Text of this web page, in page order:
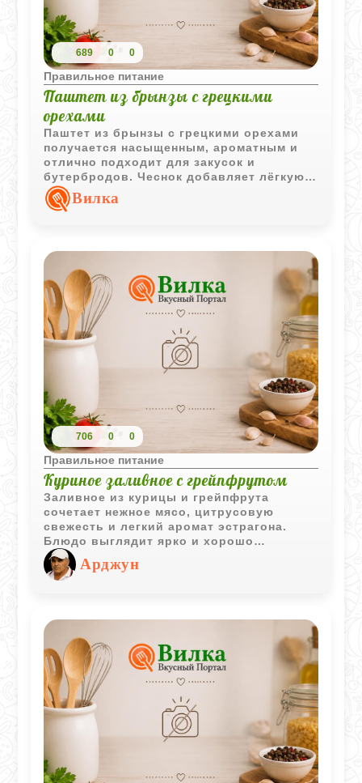
689 0 0
Правильное питание
Паштет из брынзы с грецкими
орехами
Паштет из брынзы с грецкими орехами
получается насыщенным, ароматным и
отлично подходит для закусок и
бутербродов. Чеснок добавляет лёгкую
пикантность, а орехи делают текстуру
более выразительной.
Вилка
706 0 0
Правильное питание
Куриное заливное с грейпфрутом
Заливное из курицы и грейпфрута
сочетает нежное мясо, цитрусовую
свежесть и легкий аромат эстрагона.
Блюдо выглядит ярко и хорошо
подходит для праздничной подачи или
холодного закусочного стола.
Арджун